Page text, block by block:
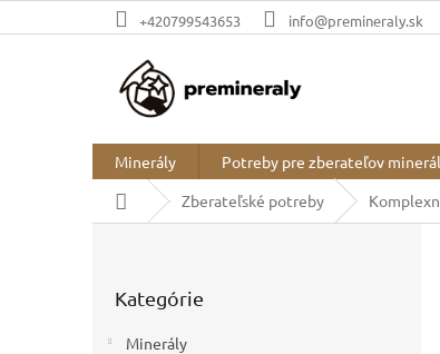
na
+420799543653 info@premineraly.sk
Minerály Potreby pre zberateľov
DomovZberateľské potreby
kategórie
Kategórie
Minerály